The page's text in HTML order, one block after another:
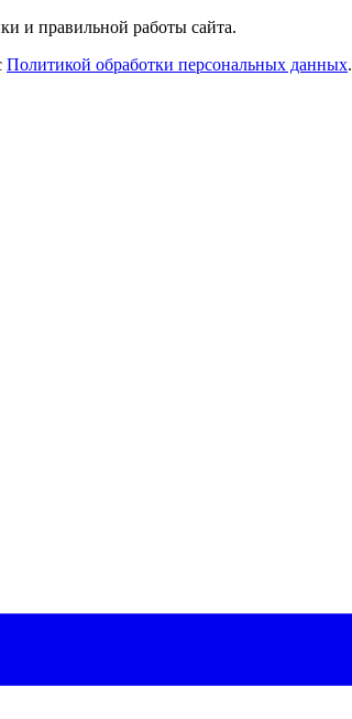
и правильной работы сайта.
Политикой обработки персональных данных.